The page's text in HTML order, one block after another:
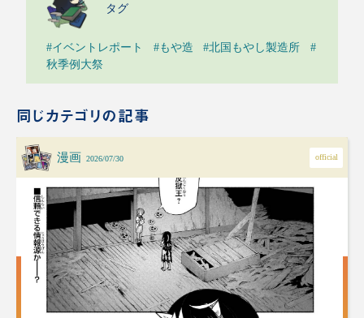
タグ
#イベントレポート #もや造 #北国もやし製造所
#
秋季例大祭
同じカテゴリの記事
漫画 2026/07/30 official